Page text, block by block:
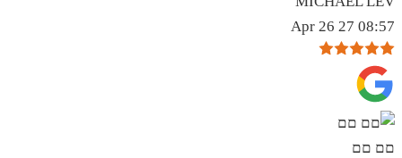
08:57 27 Apr 26
םם םם